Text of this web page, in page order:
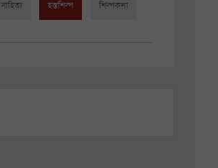
সাহিত্য হস্তশিল্প শিল্পকলা